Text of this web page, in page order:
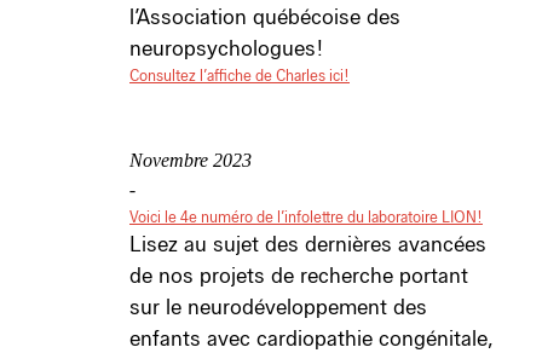
l’Association québécoise des
neuropsychologues!
Consultez l’affiche de Charles ici!
Novembre 2023
-
Voici le 4e numéro de l’infolettre du laboratoire LION!
Lisez au sujet des dernières avancées
de nos projets de recherche portant
sur le neurodéveloppement des
enfants avec cardiopathie congénitale,